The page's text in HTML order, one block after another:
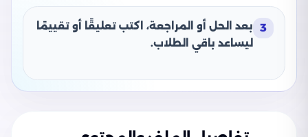
3
بعد الحل أو المراجعة، اكتب تعليقًا أو تقييمًا
ليساعد باقي الطلاب.